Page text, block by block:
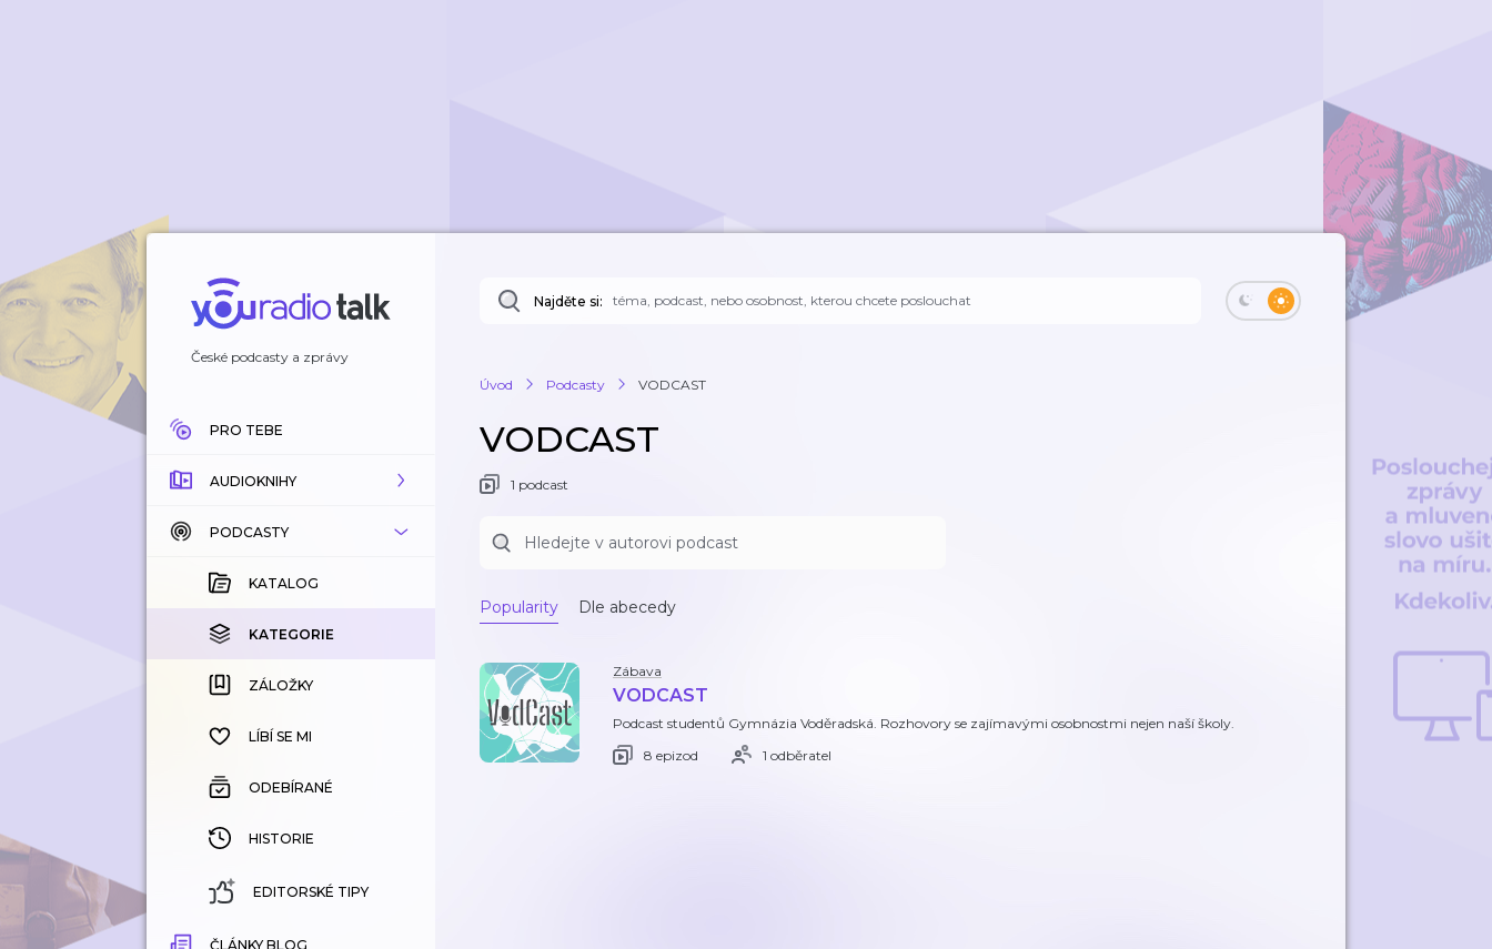
České podcasty a zprávy
PRO TEBE
AUDIOKNIHY
KATALOG
KOUPENÉ
KATEGORIE
ZÁLOŽKY
HISTORIE
PODCASTY
KATALOG
KATEGORIE
ZÁLOŽKY
LÍBÍ SE MI
ODEBÍRANÉ
HISTORIE
EDITORSKÉ TIPY
ČLÁNKY BLOG
Najděte si:
Úvod Podcasty VODCAST
VODCAST
1 podcast
Popularity Dle abecedy
Zábava
VODCAST
Podcast studentů Gymnázia Voděradská. Rozhovory se zajímavými osobnostmi nejen naší školy.
8 epizod
1 odběratel